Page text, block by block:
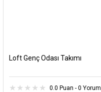
Loft Genç Odası Takımı
0.0 Puan - 0 Yorum